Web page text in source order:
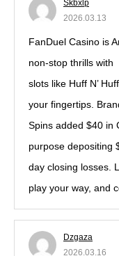
Skbxlp
2026.03.13
FanDuel Casino is
non-stop thrills with
slots like Huff N’
your fingertips.
Spins added $40 in
purpose depositing
day closing losses.
play your way, and
Dzgaza
2026.03.16